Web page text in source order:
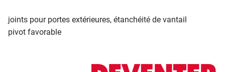
joints pour portes extérieures, étanchéité de vantail
pivot favorable